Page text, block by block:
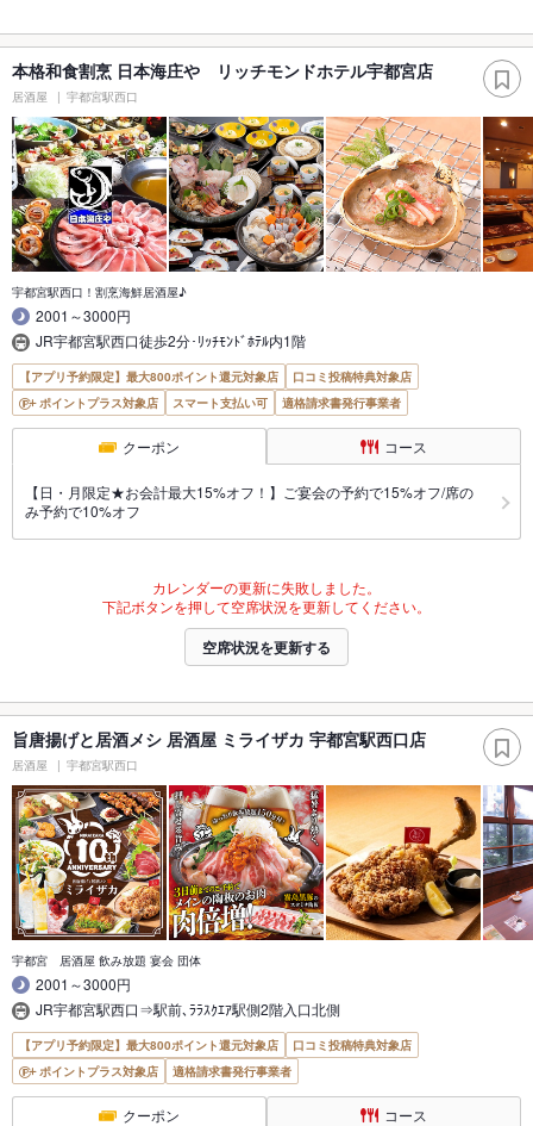
本格和食割烹 日本海庄や リッチモンドホテル宇都宮店
居酒屋 宇都宮駅西口
宇都宮駅西口！割烹海鮮居酒屋♪
2001～3000円
JR宇都宮駅西口徒歩2分･ﾘｯﾁﾓﾝﾄﾞﾎﾃﾙ内1階
【アプリ予約限定】最大800ポイント還元対象店
口コミ投稿特典対象店
ポイントプラス対象店
スマート支払い可 適格請求書発行事業者
クーポン コース
【日・月限定★お会計最大15%オフ！】ご宴会の予約で15%オフ/席の
み予約で10%オフ
カレンダーの更新に失敗しました。
下記ボタンを押して空席状況を更新してください。
空席状況を更新する
旨唐揚げと居酒メシ 居酒屋 ミライザカ 宇都宮駅西口店
居酒屋 宇都宮駅西口
宇都宮 居酒屋 飲み放題 宴会 団体
2001～3000円
JR宇都宮駅西口⇒駅前､ﾗﾗｽｸｴｱ駅側2階入口北側
【アプリ予約限定】最大800ポイント還元対象店
口コミ投稿特典対象店
ポイントプラス対象店
適格請求書発行事業者
クーポン コース